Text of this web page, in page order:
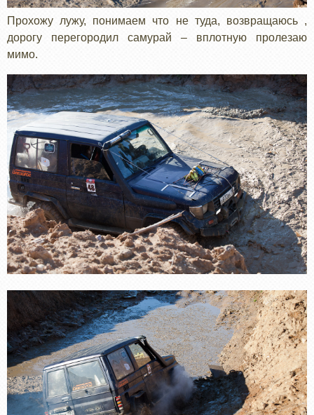
Прохожу лужу, понимаем что не туда, возвращаюсь ,
дорогу перегородил самурай – вплотную пролезаю
мимо.